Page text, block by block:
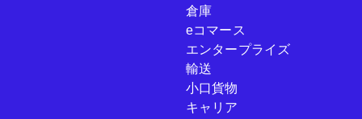
倉庫
eコマース
エンタープライズ
輸送
小口貨物
キャリア